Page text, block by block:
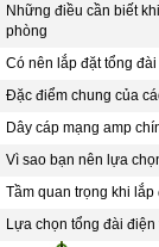
Những điều cần biết
phòng
Có nên lắp đặt tổng
Đặc điểm chung của
Dây cáp mạng amp
Vì sao bạn nên lựa
Tầm quan trọng khi
Lựa chọn tổng đài